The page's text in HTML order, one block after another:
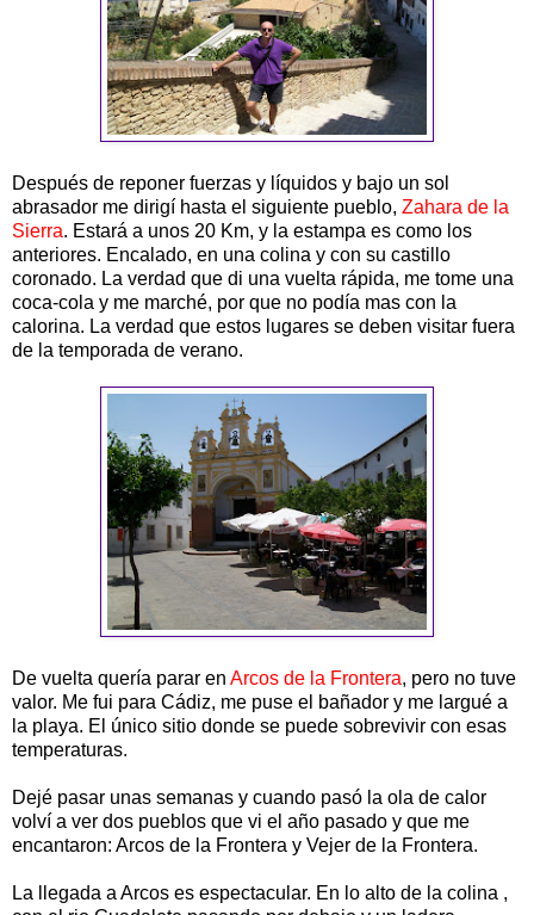
Después de reponer fuerzas y líquidos y bajo un sol
abrasador me dirigí hasta el siguiente pueblo, Zahara de la
Sierra. Estará a unos 20 Km, y la estampa es como los
anteriores. Encalado, en una colina y con su castillo
coronado. La verdad que di una vuelta rápida, me tome una
coca-cola y me marché, por que no podía mas con la
calorina. La verdad que estos lugares se deben visitar fuera
de la temporada de verano.
De vuelta quería parar en Arcos de la Frontera, pero no tuve
valor. Me fui para Cádiz, me puse el bañador y me largué a
la playa. El único sitio donde se puede sobrevivir con esas
temperaturas.
Dejé pasar unas semanas y cuando pasó la ola de calor
volví a ver dos pueblos que vi el año pasado y que me
encantaron: Arcos de la Frontera y Vejer de la Frontera.
La llegada a Arcos es espectacular. En lo alto de la colina ,